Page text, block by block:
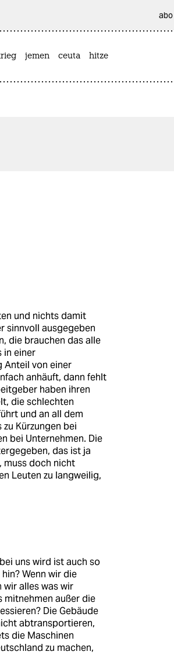
abo
jemen ceuta hitze
und nichts damit
sinnvoll ausgegeben
die brauchen das alle
in einer
Anteil von einer
anhäuft, dann fehlt
haben ihren
die schlechten
und an all dem
Kürzungen bei
bei Unternehmen. Die
das ist ja
muss doch nicht
Leuten zu langweilig,
uns wird ist auch so
Wenn wir die
wir alles was wir
mitnehmen außer die
Die Gebäude
abtransportieren,
die Maschinen
zu machen,